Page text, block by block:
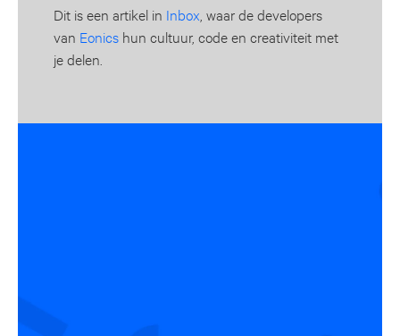
Dit is een artikel in Inbox , waar de developers
van Eonics hun cultuur, code en creativiteit met
je delen.